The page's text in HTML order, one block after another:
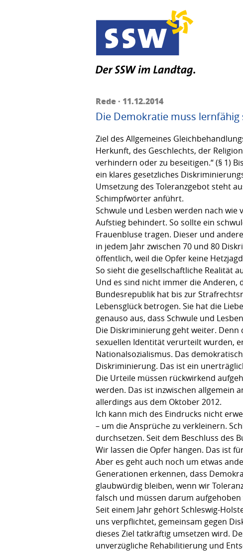
Rede · 11.12.2014
Die Demokratie muss
Ziel des Allgemeines
Herkunft, des Geschlechts, der
verhindern oder zu beseitigen.“ (§ 1)
ein klares gesetzliches
Umsetzung des Toleranzgebot steht
Schimpfwörter anführt.
Schwule und Lesben werden nach
Aufstieg behindert. So sollte ein
Frauenbluse tragen. Dieser und
in jedem Jahr zwischen 70 und 80
öffentlich, weil die Opfer keine
So sieht die gesellschaftliche Realität
Und es sind nicht immer die Anderen,
Bundesrepublik hat bis zur
Lebensglück betrogen. Sie hat die
genauso aus, dass Schwule und
Die Diskriminierung geht weiter.
sexuellen Identität verurteilt wurden,
Nationalsozialismus. Das
Diskriminierung. Das ist ein
Die Urteile müssen rückwirkend
werden. Das ist inzwischen allgemein
allerdings aus dem Oktober 2012.
Ich kann mich des Eindrucks nicht
– um die Ansprüche zu verkleinern.
durchsetzen. Seit dem Beschluss des
Wir lassen die Opfer hängen. Das ist
Aber es geht auch noch um etwas
Generationen erkennen, dass
glaubwürdig bleiben, wenn wir
falsch und müssen darum aufgehoben
Seit einem Jahr gehört Schleswig-
uns verpflichtet, gemeinsam gegen
dieses Ziel tatkräftig umsetzen wird.
unverzügliche Rehabilitierung und